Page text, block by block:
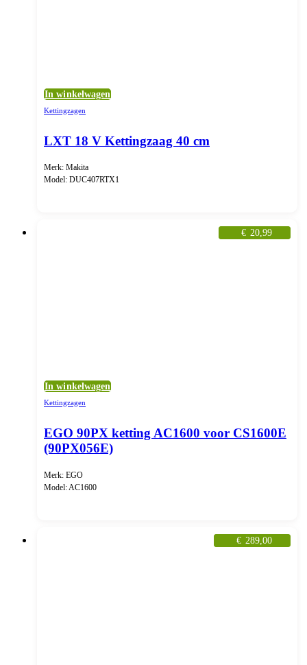
In winkelwagen
Kettingzagen
LXT 18 V Kettingzaag 40 cm
Merk: Makita
Model: DUC407RTX1
€ 20,99
In winkelwagen
Kettingzagen
EGO 90PX ketting AC1600 voor CS1600E
(90PX056E)
Merk: EGO
Model: AC1600
€ 289,00